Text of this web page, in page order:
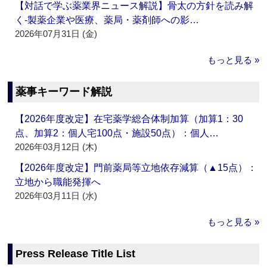
【対話で学ぶ薬業界ニュース解説】骨太の方針を読み解
く‐製薬企業や医療、薬局・薬剤師への影…
2026年07月31日 (金)
もっと見る »
薬事キーワード解説
【2026年度改定】在宅薬学総合体制加算（加算1：30
点、加算2：個人宅100点・施設50点）：個人…
2026年03月12日 (木)
【2026年度改定】門前薬局等立地依存減算（▲15点）：
立地から職能発揮へ
2026年03月11日 (水)
もっと見る »
Press Release Title List